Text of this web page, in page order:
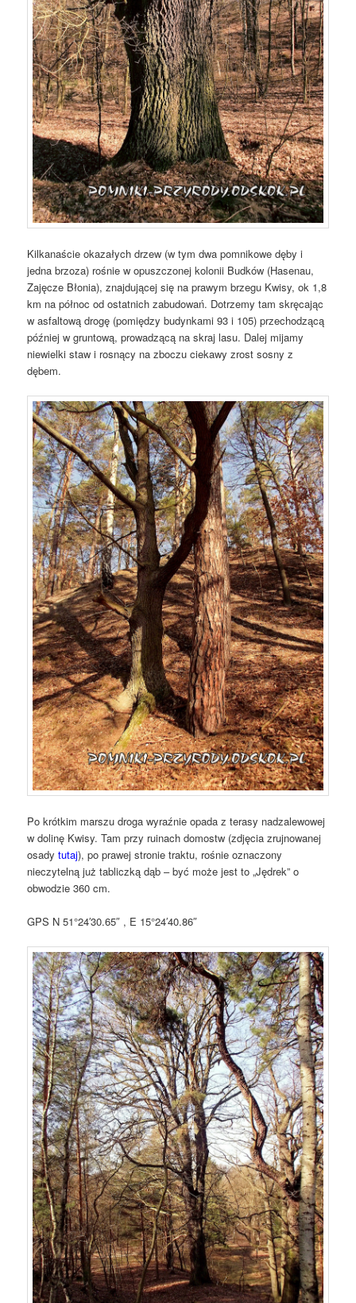
Kilkanaście okazałych drzew (w tym dwa pomnikowe dęby i
jedna brzoza) rośnie w opuszczonej kolonii Budków (Hasenau,
Zajęcze Błonia), znajdującej się na prawym brzegu Kwisy, ok 1,8
km na północ od ostatnich zabudowań. Dotrzemy tam skręcając
w asfaltową drogę (pomiędzy budynkami 93 i 105) przechodzącą
później w gruntową, prowadzącą na skraj lasu. Dalej mijamy
niewielki staw i rosnący na zboczu ciekawy zrost sosny z
dębem.
Po krótkim marszu droga wyraźnie opada z terasy nadzalewowej
w dolinę Kwisy. Tam przy ruinach domostw (zdjęcia zrujnowanej
osadytutaj), po prawej stronie traktu, rośnie oznaczony
nieczytelną już tabliczką dąb – być może jest to „Jędrek” o
obwodzie 360 cm.
GPS N 51°24′30.65″ , E 15°24′40.86″